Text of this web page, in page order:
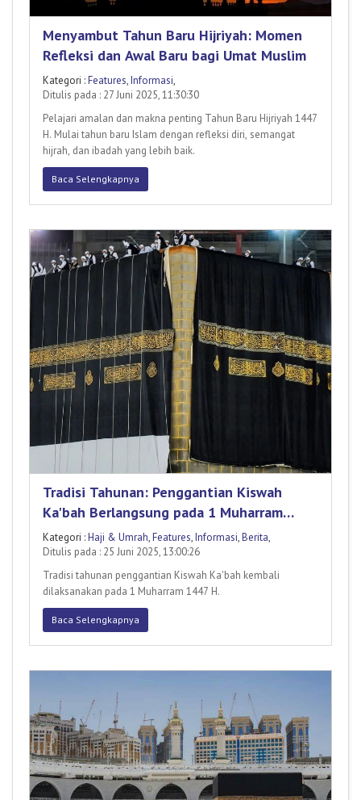
Menyambut Tahun Baru Hijriyah: Momen
Refleksi dan Awal Baru bagi Umat Muslim
Kategori :Features,Informasi,
Ditulis pada : 27 Juni 2025, 11:30:30
Pelajari amalan dan makna penting Tahun Baru Hijriyah 1447
H. Mulai tahun baru Islam dengan refleksi diri, semangat
hijrah, dan ibadah yang lebih baik.
Baca Selengkapnya
Tradisi Tahunan: Penggantian Kiswah
Ka'bah Berlangsung pada 1 Muharram
1447 H
Kategori :Haji & Umrah,Features,Informasi,Berita,
Ditulis pada : 25 Juni 2025, 13:00:26
Tradisi tahunan penggantian Kiswah Ka'bah kembali
dilaksanakan pada 1 Muharram 1447 H.
Baca Selengkapnya